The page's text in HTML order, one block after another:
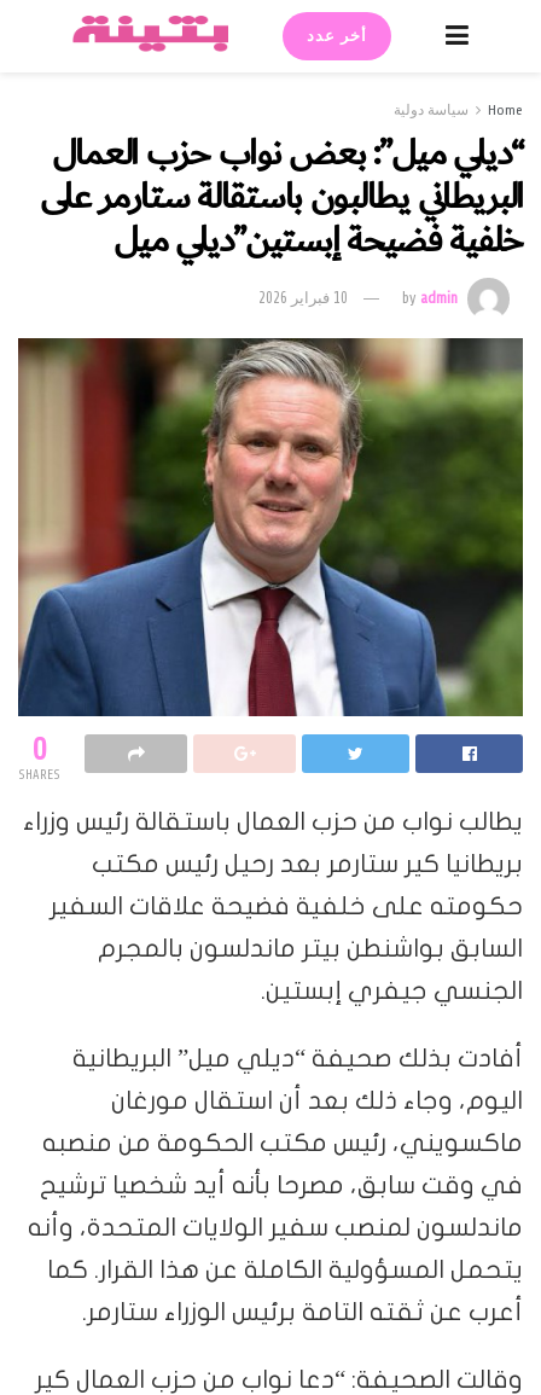
أخر عدد
Home سياسة دولية
“ديلي ميل”: بعض نواب حزب العمال
البريطاني يطالبون باستقالة ستارمر على
خلفية فضيحة إبستين”ديلي ميل
byadmin 10 فبراير 2026
0
SHARES
يطالب نواب من حزب العمال باستقالة رئيس وزراء
بريطانيا كير ستارمر بعد رحيل رئيس مكتب
حكومته على خلفية فضيحة علاقات السفير
السابق بواشنطن بيتر ماندلسون بالمجرم
الجنسي جيفري إبستين.
أفادت بذلك صحيفة “ديلي ميل” البريطانية
اليوم، وجاء ذلك بعد أن استقال مورغان
ماكسويني، رئيس مكتب الحكومة من منصبه
في وقت سابق، مصرحا بأنه أيد شخصيا ترشيح
ماندلسون لمنصب سفير الولايات المتحدة، وأنه
يتحمل المسؤولية الكاملة عن هذا القرار. كما
أعرب عن ثقته التامة برئيس الوزراء ستارمر.
وقالت الصحيفة: “دعا نواب من حزب العمال كير